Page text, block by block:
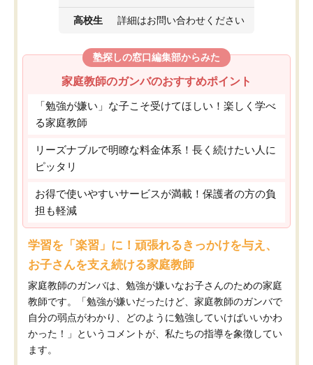
高校生 詳細はお問い合わせください
塾探しの窓口編集部からみた
家庭教師のガンバのおすすめポイント
「勉強が嫌い」な子こそ受けてほしい！楽しく学べ
る家庭教師
リーズナブルで明瞭な料金体系！長く続けたい人に
ピッタリ
お得で使いやすいサービスが満載！保護者の方の負
担も軽減
学習を「楽習」に！頑張れるきっかけを与え、
お子さんを支え続ける家庭教師
家庭教師のガンバは、勉強が嫌いなお子さんのための家庭
教師です。「勉強が嫌いだったけど、家庭教師のガンバで
自分の弱点がわかり、どのように勉強していけばいいかわ
かった！」というコメントが、私たちの指導を象徴してい
ます。